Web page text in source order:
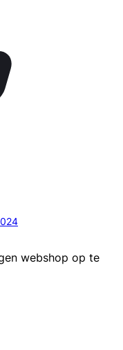
webshop op te